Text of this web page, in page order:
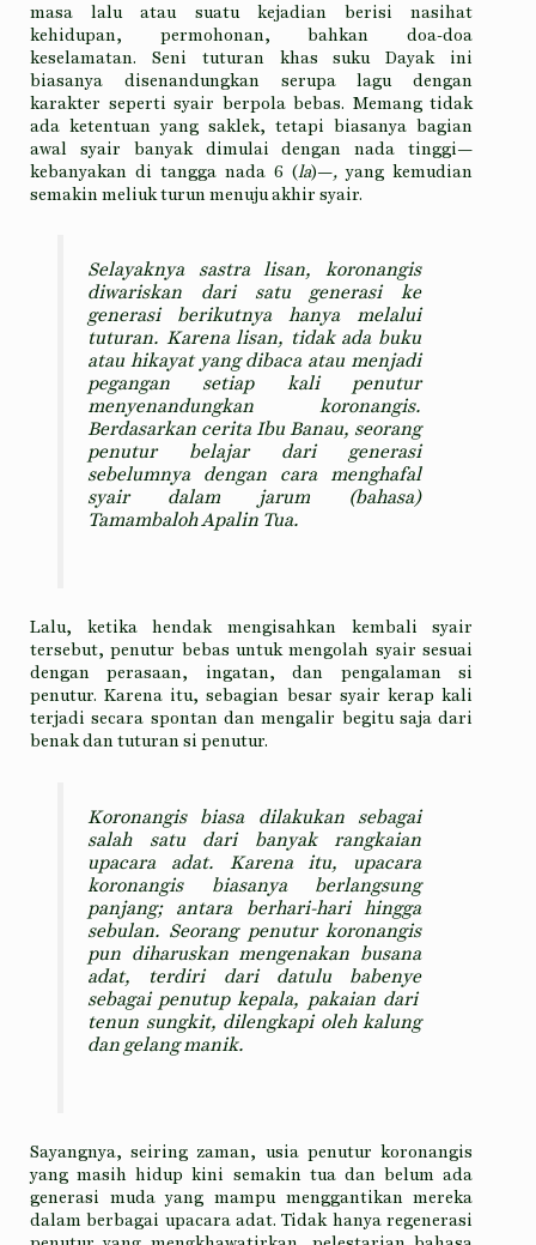
masa lalu atau suatu kejadian berisi nasihat
kehidupan, permohonan, bahkan doa-doa
keselamatan. Seni tuturan khas suku Dayak ini
biasanya disenandungkan serupa lagu dengan
karakter seperti syair berpola bebas. Memang tidak
ada ketentuan yang saklek, tetapi biasanya bagian
awal syair banyak dimulai dengan nada tinggi—
kebanyakan di tangga nada 6 (la)—,yang kemudian
semakin meliuk turun menuju akhir syair.
Selayaknya sastra lisan, koronangis
diwariskan dari satu generasi ke
generasi berikutnya hanya melalui
tuturan. Karena lisan, tidak ada buku
atau hikayat yang dibaca atau menjadi
pegangan setiap kali penutur
menyenandungkan koronangis.
Berdasarkan cerita Ibu Banau, seorang
penutur belajar dari generasi
sebelumnya dengan cara menghafal
syair dalam jarum (bahasa)
Tamambaloh Apalin Tua.
Lalu, ketika hendak mengisahkan kembali syair
tersebut, penutur bebas untuk mengolah syair sesuai
dengan perasaan, ingatan, dan pengalaman si
penutur. Karena itu, sebagian besar syair kerap kali
terjadi secara spontan dan mengalir begitu saja dari
benak dan tuturan si penutur.
Koronangis biasa dilakukan sebagai
salah satu dari banyak rangkaian
upacara adat. Karena itu, upacara
koronangis biasanya berlangsung
panjang; antara berhari-hari hingga
sebulan. Seorang penutur koronangis
pun diharuskan mengenakan busana
adat, terdiri dari datulu babenye
sebagai penutup kepala, pakaian dari
tenun sungkit, dilengkapi oleh kalung
dan gelang manik.
Sayangnya, seiring zaman, usia penutur koronangis
yang masih hidup kini semakin tua dan belum ada
generasi muda yang mampu menggantikan mereka
dalam berbagai upacara adat. Tidak hanya regenerasi